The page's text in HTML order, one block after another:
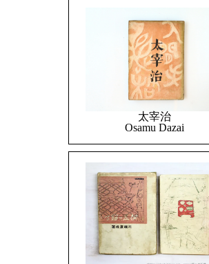
太宰治
Osamu Dazai